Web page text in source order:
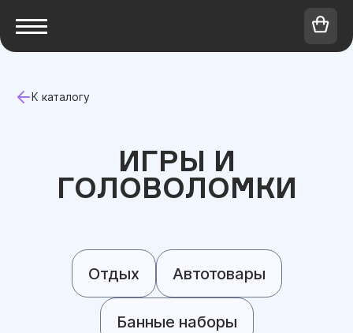
К каталогу
ИГРЫ И
ГОЛОВОЛОМКИ
Отдых Автотовары
Банные наборы